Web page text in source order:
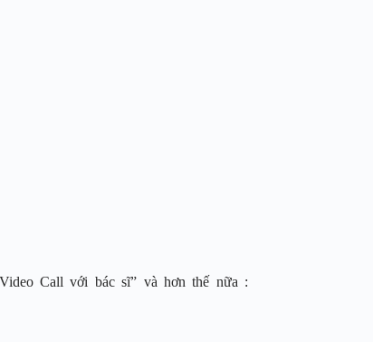
Call với bác sĩ” và hơn thế nữa :